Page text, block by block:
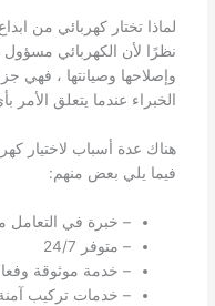
لماذا تختار كهربائي من
نظرًا لأن الكهربائي مسؤول
وإصلاحها وصيانتها ، فهي
الخبراء عندما يتعلق الأمر
هناك عدة أسباب لاختيار
فيما يلي بعض منهم:
– خبرة في التعامل
– متوفر 24/7
– خدمة موثوقة
– خدمات تركيب آمنة